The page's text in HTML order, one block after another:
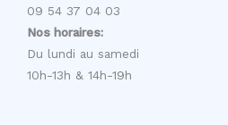
09 54 37 04 03
Nos horaires:
Du lundi au samedi
10h-13h & 14h-19h